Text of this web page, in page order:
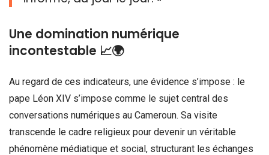
Une domination numérique
incontestable 📈🌍
Au regard de ces indicateurs, une évidence s’impose : le
pape Léon XIV s’impose comme le sujet central des
conversations numériques au Cameroun. Sa visite
transcende le cadre religieux pour devenir un véritable
phénomène médiatique et social, structurant les échanges